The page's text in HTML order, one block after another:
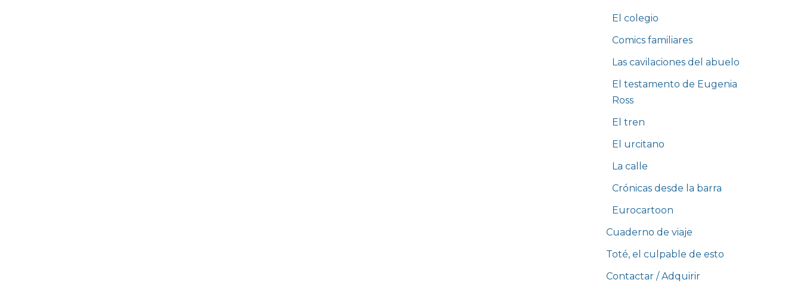
El colegio
Comics familiares
Las cavilaciones del abuelo
El testamento de Eugenia
Ross
El tren
El urcitano
La calle
Crónicas desde la barra
Eurocartoon
Cuaderno de viaje
Toté, el culpable de esto
Contactar / Adquirir